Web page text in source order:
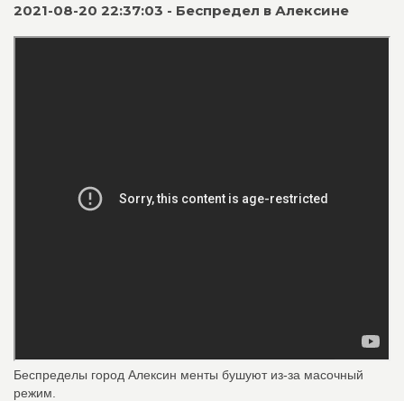
2021-08-20 22:37:03 - Беспредел в Алексине
Беспределы город Алексин менты бушуют из-за масочный
режим.